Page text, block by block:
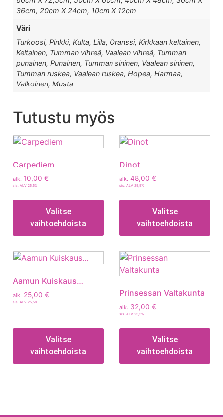
36cm, 20cm X 24cm, 10cm X 12cm
Väri
Turkoosi, Pinkki, Kulta, Liila, Oranssi, Kirkkaan keltainen,
Keltainen, Tumman vihreä, Vaalean vihreä, Tumman
punainen, Punainen, Tumman sininen, Vaalean sininen,
Tumman ruskea, Vaalean ruskea, Hopea, Harmaa,
Valkoinen, Musta
Tutustu myös
Carpediem
alk. 10,00 €
sis. ALV 25,5%
Valitse
vaihtoehdoista
Dinot
alk. 48,00 €
sis. ALV 25,5%
Valitse
vaihtoehdoista
Aamun Kuiskaus…
alk. 25,00 €
sis. ALV 25,5%
Valitse
vaihtoehdoista
Prinsessan Valtakunta
alk. 32,00 €
sis. ALV 25,5%
Valitse
vaihtoehdoista